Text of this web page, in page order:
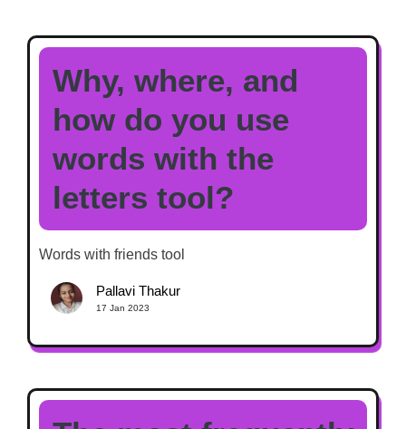
Why, where, and
how do you use
words with the
letters tool?
Words with friends tool
Pallavi Thakur
17 Jan 2023